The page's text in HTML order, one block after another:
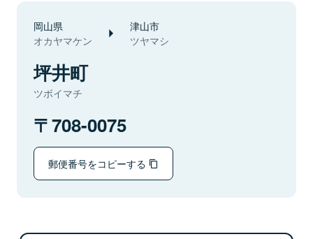
岡山県
オカヤマケン
津山市
ツヤマシ
坪井町
ツボイマチ
708-0075
郵便番号をコピーする